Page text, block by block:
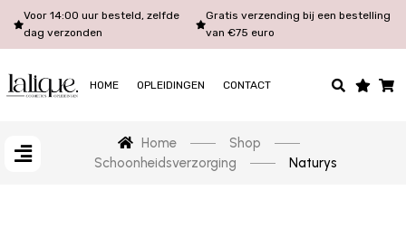
Voor 14:00 uur besteld, zelfde
dag verzonden
Gratis verzending bij een bestelling
van €75 euro
HOME OPLEIDINGEN CONTACT
Home
Shop
Schoonheidsverzorging
Naturys